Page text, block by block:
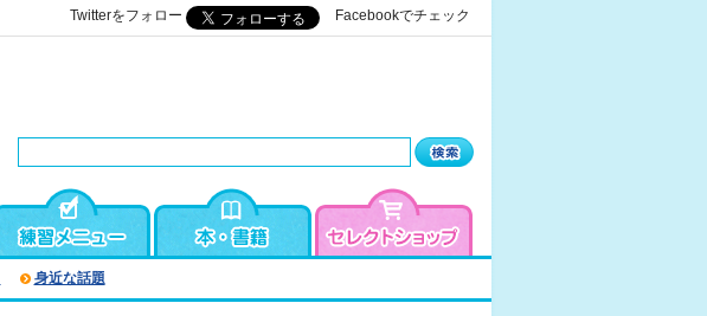
Twitterをフォロー Facebookでチェック
身近な話題